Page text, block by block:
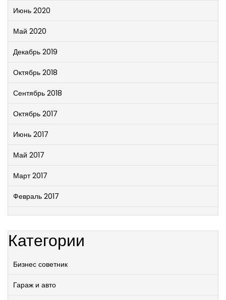
Июнь 2020
Май 2020
Декабрь 2019
Октябрь 2018
Сентябрь 2018
Октябрь 2017
Июнь 2017
Май 2017
Март 2017
Февраль 2017
Категории
Бизнес советник
Гараж и авто